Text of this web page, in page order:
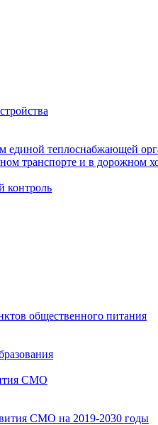
теплоснабжающей
транспорте и в дорожном
контроль
общественного питания
СМО
СМО на 2019-2030 годы